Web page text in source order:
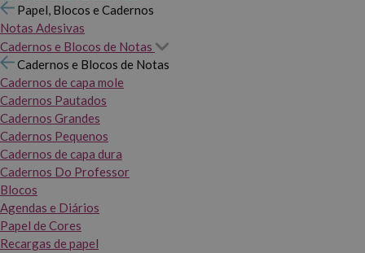
Papel, Blocos e Cadernos
Notas Adesivas
Cadernos e Blocos de Notas
Cadernos e Blocos de Notas
Cadernos de capa mole
Cadernos Pautados
Cadernos Grandes
Cadernos Pequenos
Cadernos de capa dura
Cadernos Do Professor
Blocos
Agendas e Diários
Papel de Cores
Recargas de papel